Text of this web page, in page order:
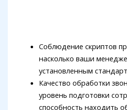
Соблюдение скриптов
насколько ваши
установленным
Качество обработки
уровень подготовки
способность находить